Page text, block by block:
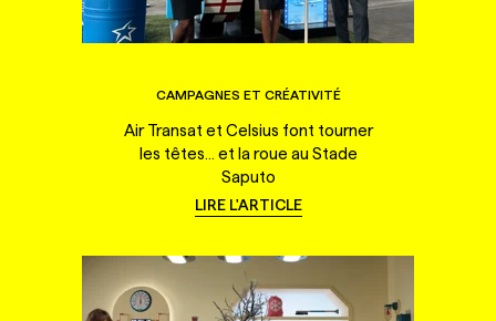
CAMPAGNES ET CRÉATIVITÉ
Air Transat et Celsius font tourner
les têtes... et la roue au Stade
Saputo
LIRE L'ARTICLE